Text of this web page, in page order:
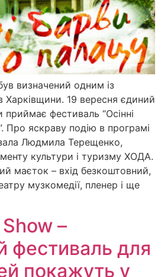
визначений одним із
Харківщини. 19 вересня єдиний
приймає фестиваль “Осінні
Про яскраву подію в програмі
Людмила Терещенко,
культури і туризму ХОДА.
маєток – вхід безкоштовний,
музкомедії, пленер і ще
–
фестиваль для
покажуть у